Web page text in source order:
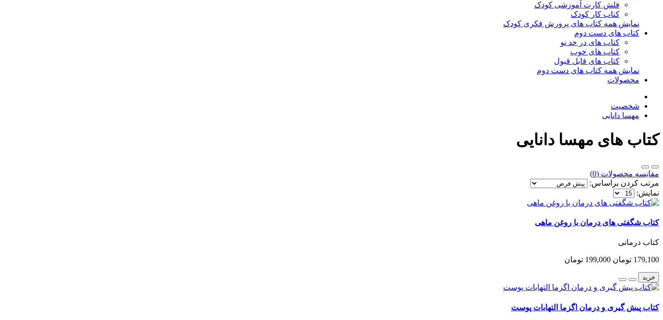
فلش کارت آموزشی کودک
کتاب کار کودک
نمایش همه کتاب های پرورش فکری کودک
کتاب های دست دوم
کتاب های در حد نو
کتاب های خوب
کتاب های قابل قبول
نمایش همه کتاب های دست دوم
محصولات
شخصیت
مهسا دانایی
کتاب های مهسا دانایی
مقایسه محصولات (0)
مرتب کردن براساس:
نمایش:
کتاب شگفتی های درمان با روغن ماهی
کتاب درمانی
179,100 تومان 199,000 تومان
خرید
کتاب پیش گیری و درمان اگزما التهابات پوست